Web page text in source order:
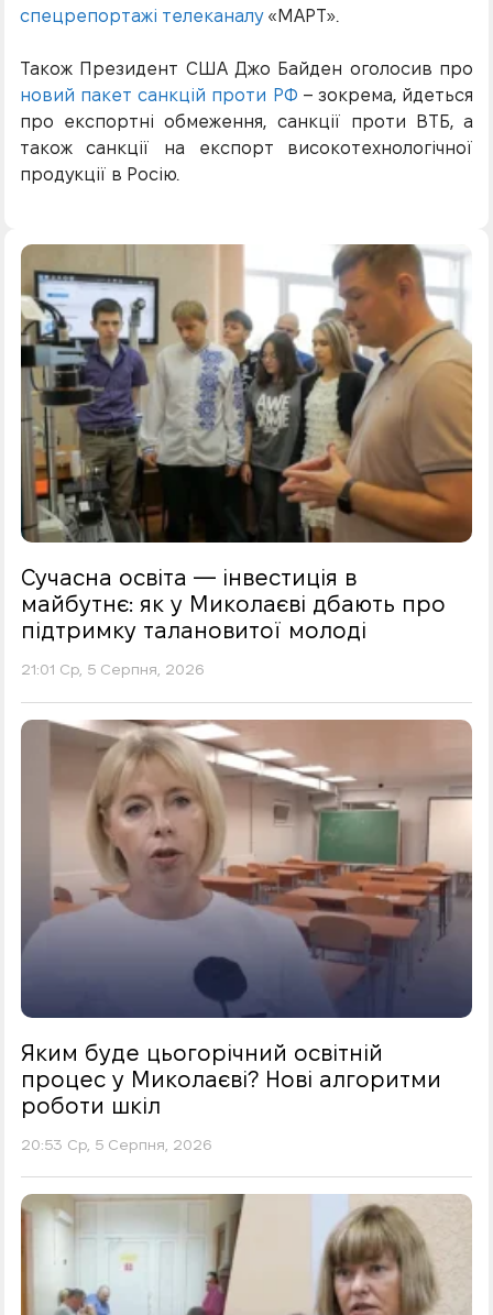
спецрепортажі телеканалу «МАРТ».
Також Президент США Джо Байден оголосив про
новий пакет санкцій проти РФ – зокрема, йдеться
про експортні обмеження, санкції проти ВТБ, а
також санкції на експорт високотехнологічної
продукції в Росію.
Сучасна освіта — інвестиція в
майбутнє: як у Миколаєві дбають про
підтримку талановитої молоді
21:01 Ср, 5 Серпня, 2026
Яким буде цьогорічний освітній
процес у Миколаєві? Нові алгоритми
роботи шкіл
20:53 Ср, 5 Серпня, 2026